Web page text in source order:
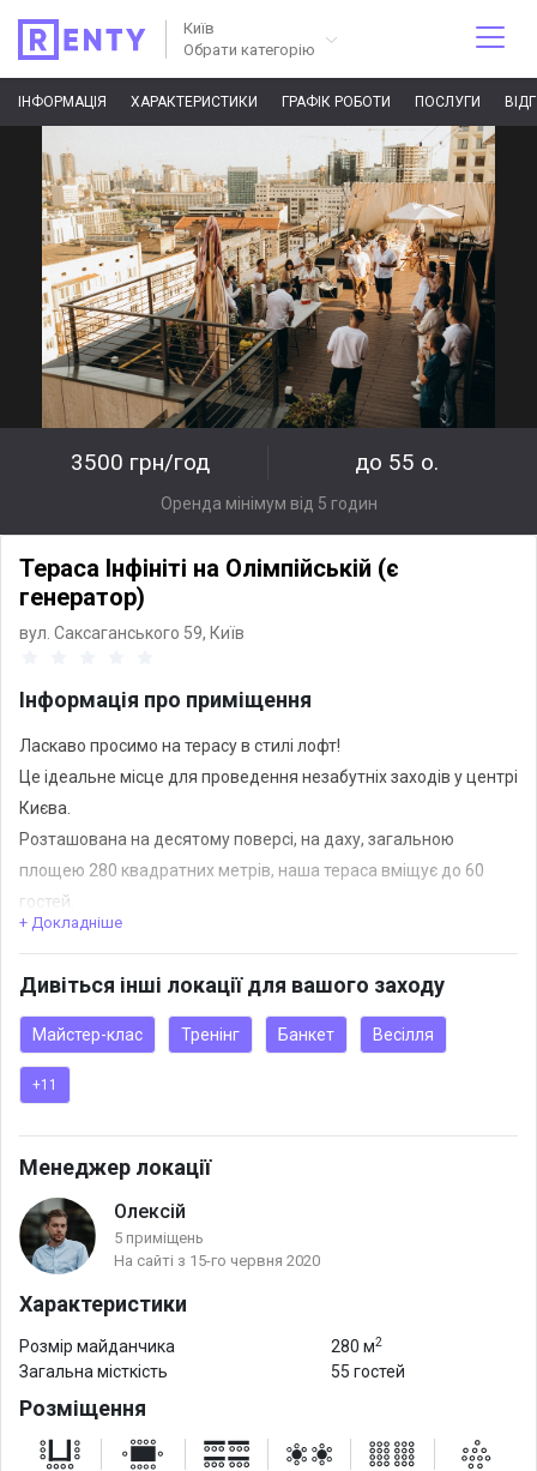
Київ
Обрати категорію
ІНФОРМАЦІЯ ХАРАКТЕРИСТИКИ ГРАФІК РОБОТИ ПОСЛУГИ
3500 грн/год до 55 о.
Оренда мінімум від 5 годин
Тераса Інфініті на Олімпійській (є
генератор)
вул. Саксаганського 59, Київ
Інформація про приміщення
Ласкаво просимо на терасу в стилі лофт!
Це ідеальне місце для проведення незабутніх заходів у центрі
Києва.
Розташована на десятому поверсі, на даху, загальною
площею 280 квадратних метрів, наша тераса вміщує до 60
гостей.
"Олімпійська" (до 10 хвилин пішки), наша локація є легко
доступною.
Тераса обладнана зручними меблями, такими як дивани та
локації є зона барбекю, де готується смачний гриль з
неповторним смаком.
Наша тераса - це ідеальний вибір для проведення
різноманітних заходів, таких як дні народження, вечірки,
корпоративні заходи, виставки та багато іншого.
+ Докладніше
Дивіться інші локації для вашого заходу
Майстер-клас Тренінг Банкет Весілля
+11
Менеджер локації
Олексій
5 приміщень
На сайті з 15-го червня 2020
Характеристики
Розмір майданчика 280 м2
Загальна місткість 55 гостей
Розміщення